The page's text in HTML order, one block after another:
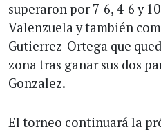
superaron por 7-6, 4-6 y
Valenzuela y también
Gutierrez-Ortega que
zona tras ganar sus dos
Gonzalez.
El torneo continuará la